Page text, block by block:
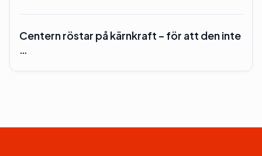
Centern röstar på kärnkraft – för att den inte
…